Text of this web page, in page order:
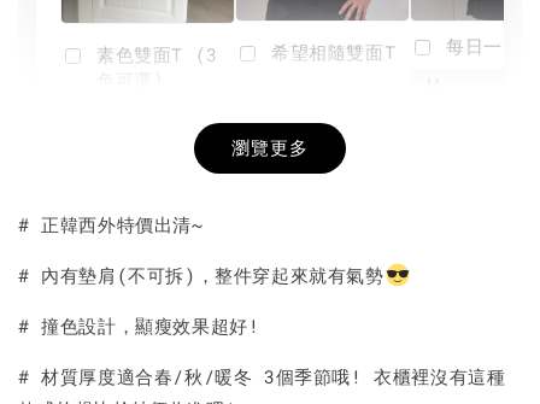
素色雙面T (3
+
希望相隨雙面T
NT$ 190
-
每日一笑
加入購物車
瀏覽更多
# 正韓西外特價出清~
# 內有墊肩(不可拆)，整件穿起來就有氣勢
# 撞色設計，顯瘦效果超好!
# 材質厚度適合春/秋/暖冬 3個季節哦! 衣櫃裡沒有這種